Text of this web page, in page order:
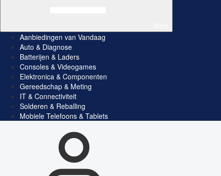
Aanbiedingen van Vandaag
Auto & Diagnose
Batterijen & Laders
Consoles & Videogames
Elektronica & Componenten
Gereedschap & Meting
IT & Connectiviteit
Solderen & Reballing
Mobiele Telefoons & Tablets